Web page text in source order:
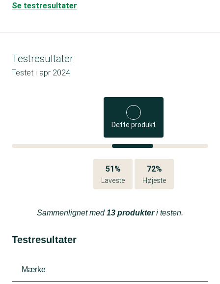
Se testresultater
Testresultater
Testet i apr 2024
Dette produkt
51%
Laveste
72%
Højeste
Sammenlignet med13 produkteri testen.
Testresultater
Mærke